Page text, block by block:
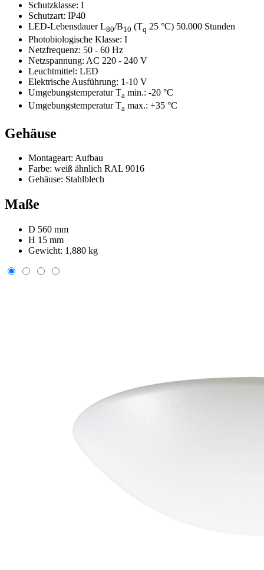
Schutzklasse: I
Schutzart: IP40
LED-Lebensdauer L80/B10 (Tq 25 °C) 50.000 Stunden
Photobiologische Klasse: I
Netzfrequenz: 50 - 60 Hz
Netzspannung: AC 220 - 240 V
Leuchtmittel: LED
Elektrische Ausführung: 1-10 V
Umgebungstemperatur Ta min.: -20 °C
Umgebungstemperatur Ta max.: +35 °C
Gehäuse
Montageart: Aufbau
Farbe: weiß ähnlich RAL 9016
Gehäuse: Stahlblech
Maße
D 560 mm
H 15 mm
Gewicht: 1,880 kg